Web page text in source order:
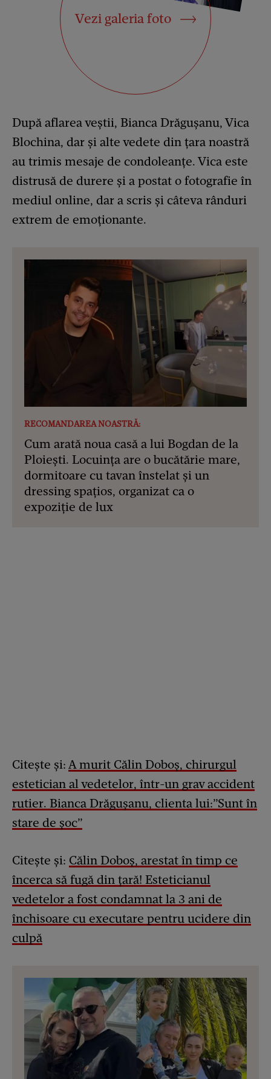
Vezi galeria foto
După aflarea veștii, Bianca Drăgușanu, Vica
Blochina, dar și alte vedete din țara noastră
au trimis mesaje de condoleanțe. Vica este
distrusă de durere și a postat o fotografie în
mediul online, dar a scris și câteva rânduri
extrem de emoționante.
RECOMANDAREA NOASTRĂ:
Cum arată noua casă a lui Bogdan de la
Ploiești. Locuința are o bucătărie mare,
dormitoare cu tavan înstelat și un
dressing spațios, organizat ca o
expoziție de lux
Citește și: A murit Călin Doboș, chirurgul
estetician al vedetelor, într-un grav accident
rutier. Bianca Drăgușanu, clienta lui:”Sunt în
stare de șoc”
Citește și: Călin Doboș, arestat în timp ce
încerca să fugă din țară! Esteticianul
vedetelor a fost condamnat la 3 ani de
închisoare cu executare pentru ucidere din
culpă